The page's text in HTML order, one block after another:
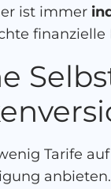
ist immer
Tarife